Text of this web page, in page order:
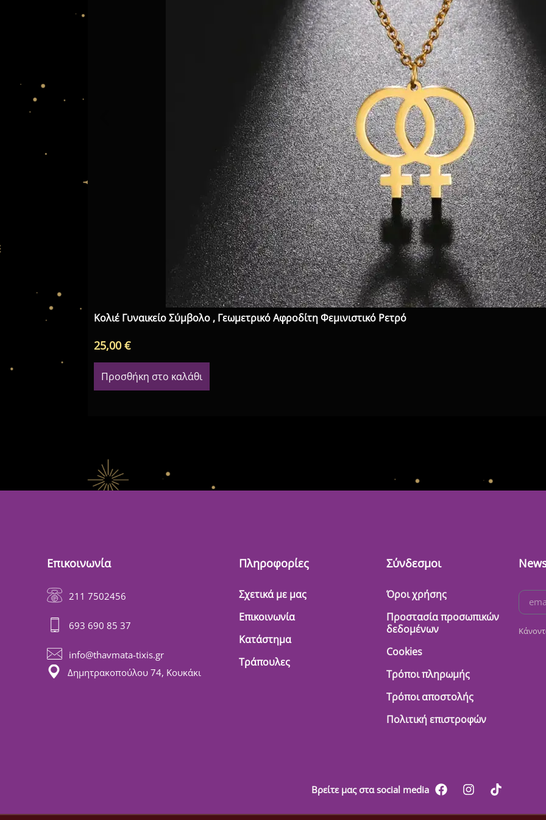
Κολιέ Γυναικείο Σύμβολο , Γεωμετρικό Αφροδίτη Φεμινιστικό Ρετρό
25,00€
Προσθήκη στο καλάθι
Επικοινωνία
211 7502456
693 690 85 37
info@thavmata-tixis.gr
Δημητρακοπούλου 74, Κουκάκι
Πληροφορίες
Σχετικά με μας
Επικοινωνία
Κατάστημα
Τράπουλες
Σύνδεσμοι
Όροι χρήσης
Προστασία προσωπικών
δεδομένων
Cookies
Τρόποι πληρωμής
Τρόποι αποστολής
Πολιτική επιστροφών
Βρείτε μας στα social media